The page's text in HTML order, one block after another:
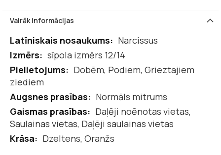
Vairāk informācijas
Vairāk
informācijas
Narcissus
sīpola izmērs 12/14
Dobēm, Podiem, Grieztajiem
ziediem
Normāls mitrums
Daļēji noēnotas vietas,
Saulainas vietas, Daļēji saulainas vietas
Dzeltens, Oranžs